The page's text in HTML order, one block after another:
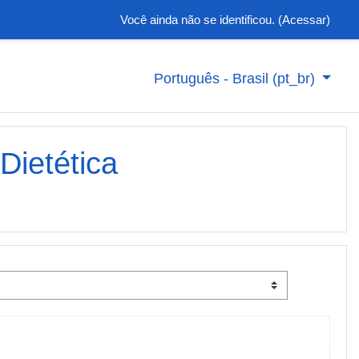
Você ainda não se identificou. (Acessar)
Português - Brasil ‎(pt_br)‎